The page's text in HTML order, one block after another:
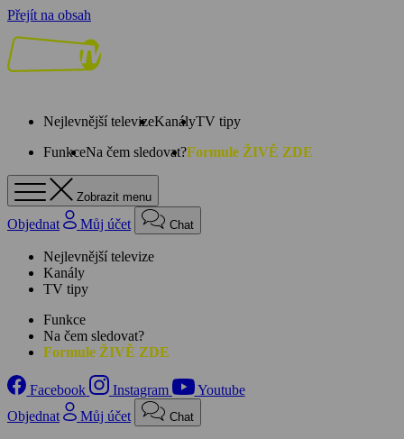
Přejít na obsah
Nejlevnější televizeKanályTV tipy
FunkceNa čem sledovat?Formule ŽIVĚ ZDE
Zobrazit menu
Objednat Můj účet Chat
Nejlevnější televize
Kanály
TV tipy
Funkce
Na čem sledovat?
Formule ŽIVĚ ZDE
Facebook Instagram
Youtube
Objednat
Můj účet Chat